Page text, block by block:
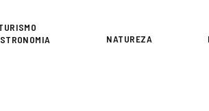
NATUREZA